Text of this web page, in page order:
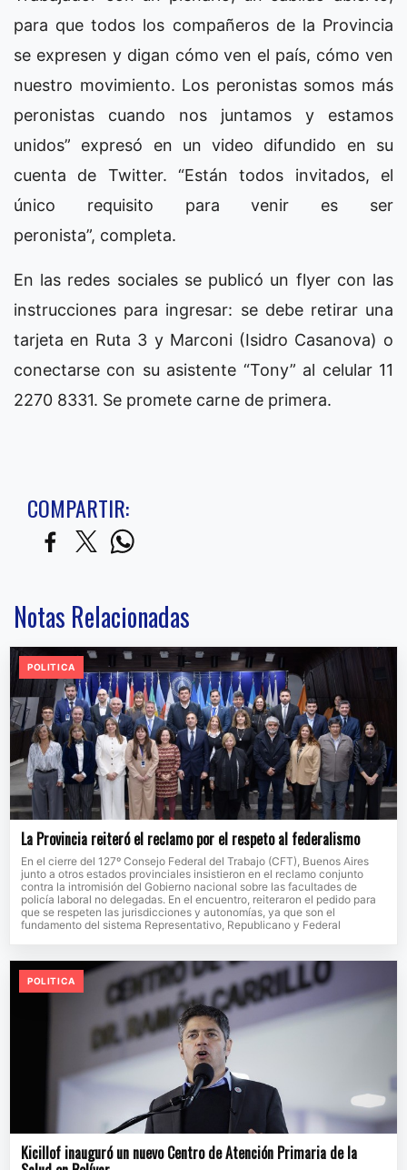
para que todos los compañeros de la Provincia
se expresen y digan cómo ven el país, cómo ven
nuestro movimiento. Los peronistas somos más
peronistas cuando nos juntamos y estamos
unidos” expresó en un video difundido en su
cuenta de Twitter. “Están todos invitados, el
único requisito para venir es ser
peronista”, completa.
En las redes sociales se publicó un flyer con las
instrucciones para ingresar: se debe retirar una
tarjeta en Ruta 3 y Marconi (Isidro Casanova) o
conectarse con su asistente “Tony” al celular 11
2270 8331. Se promete carne de primera.
COMPARTIR:
Notas Relacionadas
POLITICA
La Provincia reiteró el reclamo por el respeto al federalismo
En el cierre del 127º Consejo Federal del Trabajo (CFT), Buenos Aires
junto a otros estados provinciales insistieron en el reclamo conjunto
contra la intromisión del Gobierno nacional sobre las facultades de
policía laboral no delegadas. En el encuentro, reiteraron el pedido para
que se respeten las jurisdicciones y autonomías, ya que son el
fundamento del sistema Representativo, Republicano y Federal
POLITICA
Kicillof inauguró un nuevo Centro de Atención Primaria de la